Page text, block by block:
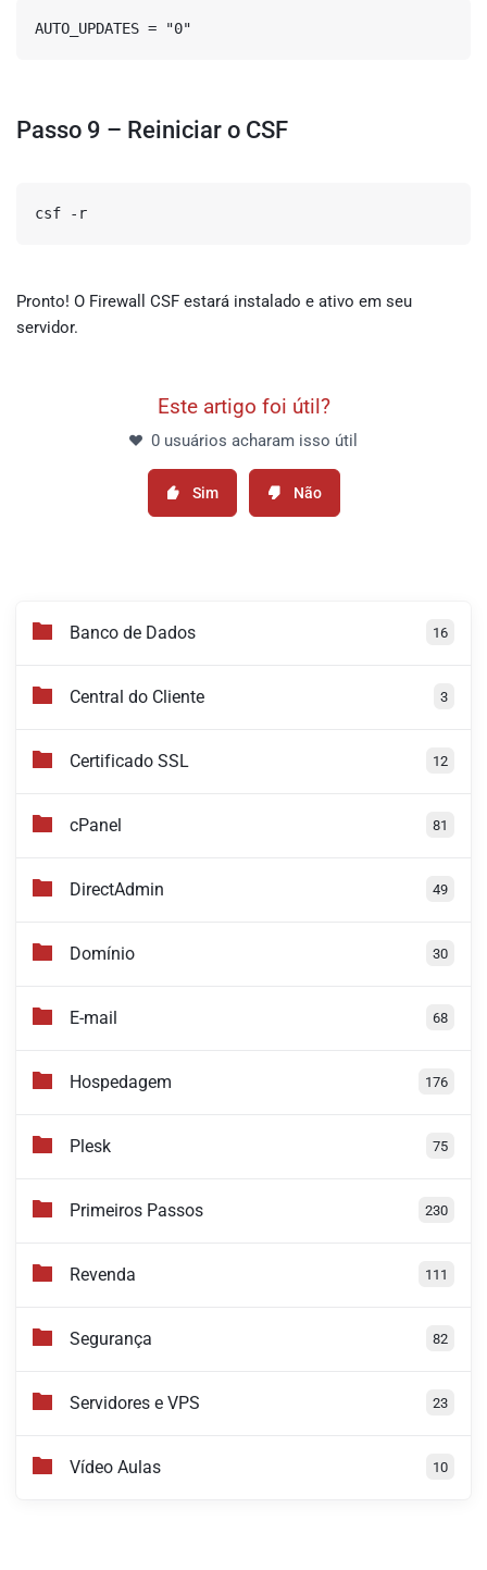
Banco de Dados 16
Central do Cliente 3
Certificado SSL 12
cPanel 81
DirectAdmin 49
Domínio 30
E-mail 68
Hospedagem 176
Plesk 75
Primeiros Passos 230
Revenda 111
Segurança 82
Servidores e VPS 23
Vídeo Aulas 10
AUTO_UPDATES = "0"
Passo 9 – Reiniciar o CSF
csf -r
Pronto! O Firewall CSF estará instalado e ativo em seu
servidor.
Este artigo foi útil?
0 usuários acharam isso útil
Sim Não